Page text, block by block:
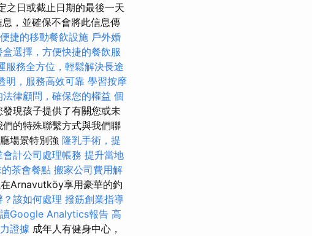
之日或截止日期的最後一天
，並確保不會將此信息傳
捷的移動餐飲設施 戶外婚
盒選擇，方便快捷的餐飲服
服務全方位，輕鬆解決長途
明，服務高效可靠 學習按摩
律顧問，確保您的權益 個
現孩子提供了有關您或未
的特殊聯繫方式與我們聯
場景特別強 隆乳手術，提
會計公司處理帳務 提升當地
茶會餐點 搬家公司費用解
Arnavutköy享用豪華的釣
該如何處理 撥筋創業指導
Google Analytics報告 高
證據 成年人有健身中心，